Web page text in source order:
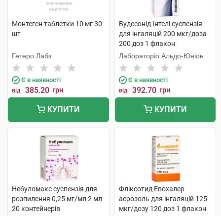
Монтеген таблетки 10 мг 30
шт
Гетеро Лабз
Є в наявності
від 385.20 грн
КУПИТИ
Будесонід Інтелі суспензія
для інгаляцій 200 мкг/доза
200 доз 1 флакон
Лабораторіо Альдо-Юніон
Є в наявності
від 392.70 грн
КУПИТИ
Небуломакс суспензія для
розпилення 0,25 мг/мл 2 мл
20 контейнерів
Фліксотид Евохалер
аерозоль для інгаляцій 125
мкг/дозу 120 доз 1 флакон